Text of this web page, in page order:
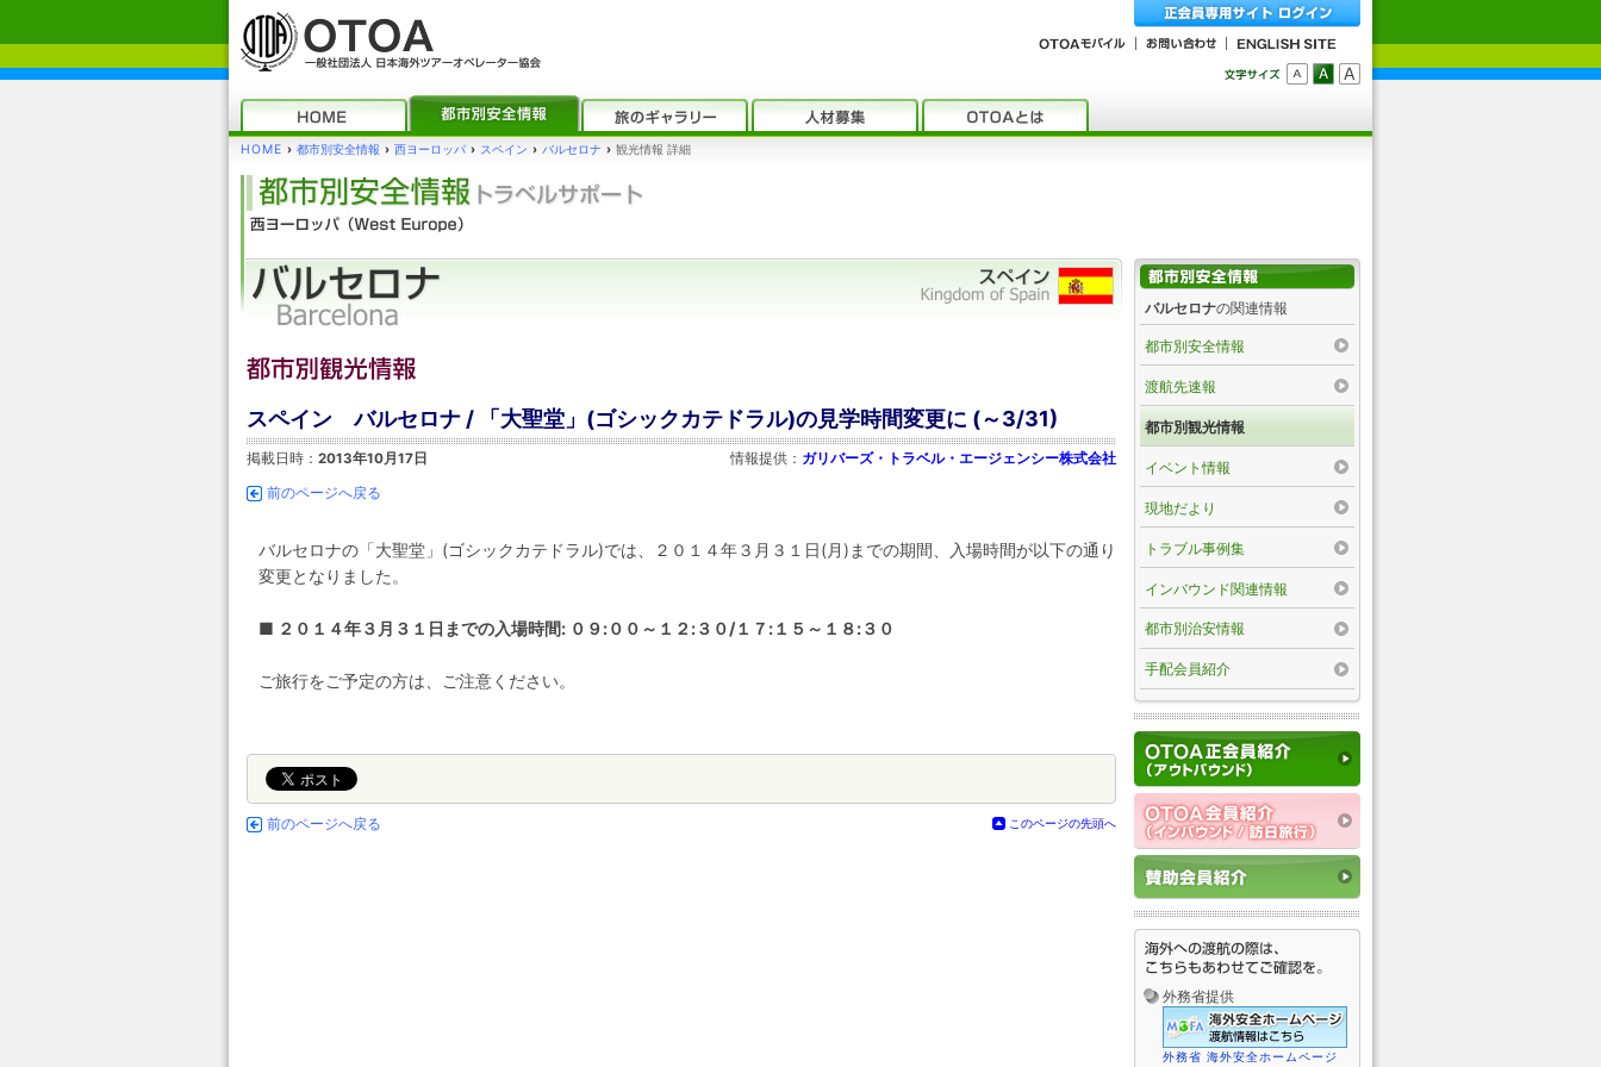
HOME › 都市別安全情報 › 西ヨーロッパ › スペイン › バルセロナ › 観光情報 詳細
スペイン バルセロナ / 「大聖堂」(ゴシックカテドラル)の見学時間変更に (～3/31)
掲載日時： 2013年10月17日 情報提供： ガリバーズ・トラベル・エージェンシー株式会社
前のページへ戻る
バルセロナの「大聖堂」(ゴシックカテドラル)では、２０１４年３月３１日(月)までの期間、入場時間が以下の通り
変更となりました。
■ ２０１４年３月３１日までの入場時間: ０９:００～１２:３０/１７:１５～１８:３０
ご旅行をご予定の方は、ご注意ください。
前のページへ戻る このページの先頭へ
バルセロナの関連情報
都市別安全情報
渡航先速報
都市別観光情報
イベント情報
現地だより
トラブル事例集
インバウンド関連情報
都市別治安情報
手配会員紹介
外務省提供
外務省 海外安全ホームページ